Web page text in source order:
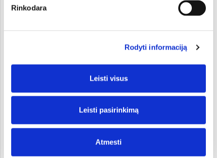
Rinkodara
Rodyti informaciją
Leisti visus
Leisti pasirinkimą
Atmesti
46 090 €
ПОДРОБНЕЕ